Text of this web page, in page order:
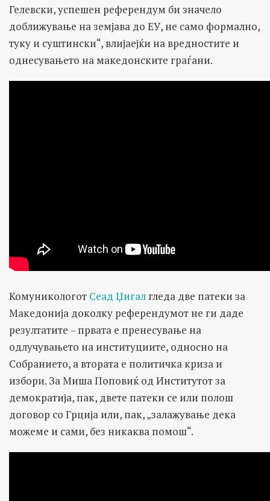
Гелевски, успешен референдум би значело
доближување на земјава до ЕУ, не само формално,
туку и суштински“, влијаејќи на вредностите и
однесувањето на македонските граѓани.
Комуникологот Сеад Џигал гледа две патеки за
Македонија доколку референдумот не ги даде
резултатите – првата е пренесување на
одлучувањето на институциите, односно на
Собранието, а втората е политичка криза и
избори. За Миша Поповиќ од Институтот за
демократија, пак, двете патеки се или полош
договор со Грција или, пак, „залажување дека
можеме и сами, без никаква помош“.